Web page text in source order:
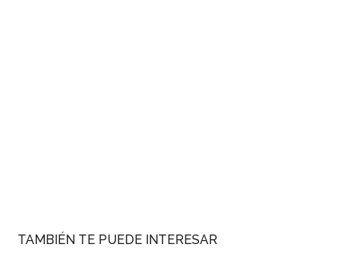
TAMBIÉN TE PUEDE INTERESAR